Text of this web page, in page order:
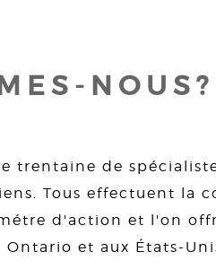
NOUS?
de
Tous effectuent la
d'action et l'on
et aux États-